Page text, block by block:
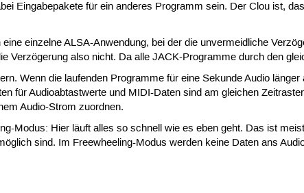
Eingabepakete für ein anderes Programm sein. Der Clou ist,
einzelne ALSA-Anwendung, bei der die unvermeidliche
Verzögerung also nicht. Da alle JACK-Programme durch den
Wenn die laufenden Programme für eine Sekunde Audio
für Audioabtastwerte und MIDI-Daten sind am gleichen
Audio-Strom zuordnen.
Modus: Hier läuft alles so schnell wie es eben geht. Das ist
sind. Im Freewheeling-Modus werden keine Daten ans